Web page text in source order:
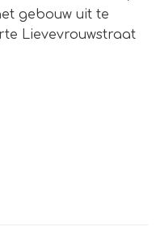
gebouw uit te
Lievevrouwstraat